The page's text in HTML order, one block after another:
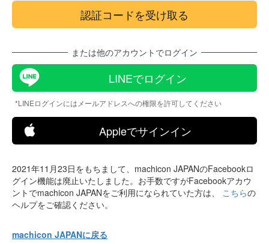
または他のアカウントでログイン
LINEでログイン
*LINEログインにはメールアドレスへの権限を許可してください
Appleでサインイン
2021年11月23日をもちまして、machicon JAPANのFacebookロ
グイン機能は廃止いたしました。お手数ですがFacebookアカウ
ントでmachicon JAPANをご利用になられていた方は、 こちらの
ヘルプをご確認ください。
machicon JAPANに戻る